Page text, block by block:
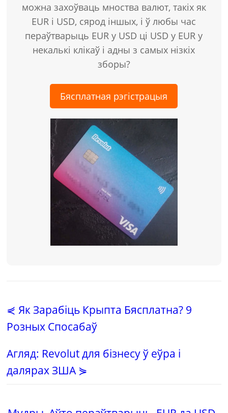
можна захоўваць мноства валют, такіх як
EUR і USD, сярод іншых, і ў любы час
пераўтварыць EUR у USD ці USD у EUR у
некалькі клікаў і адны з самых нізкіх
зборы?
Бясплатная рэгістрацыя
⋞ Як Зарабіць Крыпта Бясплатна? 9
Розных Спосабаў
Агляд: Revolut для бізнесу ў еўра і
далярах ЗША ⋟